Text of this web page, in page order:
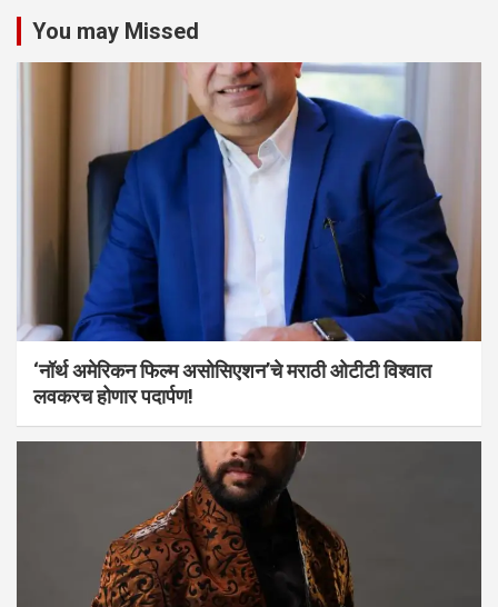
You may Missed
‘नॉर्थ अमेरिकन फिल्म असोसिएशन’चे मराठी ओटीटी विश्वात
लवकरच होणार पदार्पण!